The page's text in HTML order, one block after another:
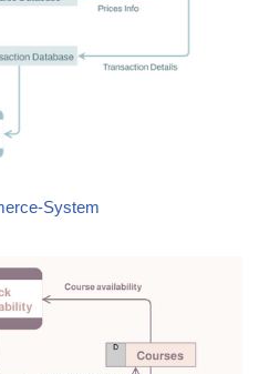
System